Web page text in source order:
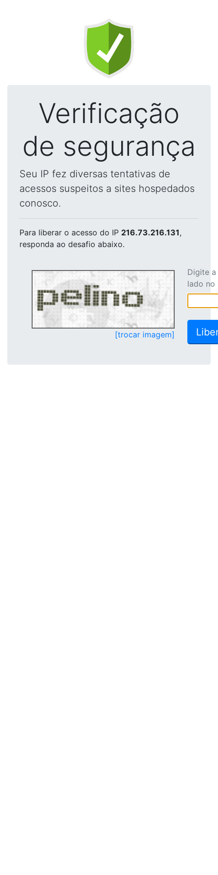
Verificação
de segurança
Seu IP fez diversas tentativas de
acessos suspeitos a sites hospedados
conosco.
Para liberar o acesso do IP 216.73.216.131,
responda ao desafio abaixo.
[trocar imagem]
Digite
lado no